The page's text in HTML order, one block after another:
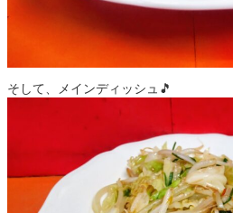
そして、メインディッシュ🎵